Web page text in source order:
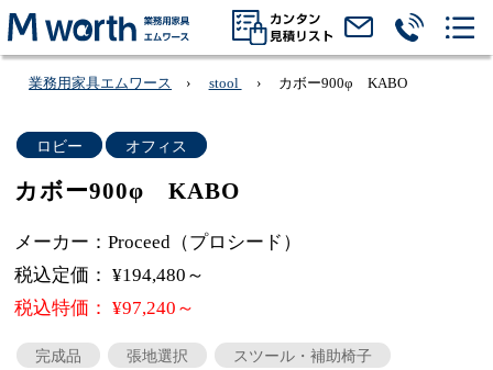
業務用家具エムワース stool カボー900φ KABO
ロビー オフィス
カボー900φ KABO
メーカー：Proceed（プロシード）
税込定価： ¥194,480～
税込特価： ¥97,240～
完成品 張地選択
スツール・補助椅子